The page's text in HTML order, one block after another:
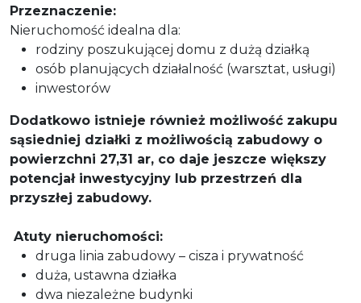
Przeznaczenie:
Nieruchomość idealna dla:
rodziny poszukującej domu z dużą działką
osób planujących działalność (warsztat, usługi)
inwestorów
Dodatkowo istnieje również możliwość zakupu
sąsiedniej działki z możliwością zabudowy o
powierzchni 27,31 ar, co daje jeszcze większy
potencjał inwestycyjny lub przestrzeń dla
przyszłej zabudowy.
Atuty nieruchomości:
druga linia zabudowy – cisza i prywatność
duża, ustawna działka
dwa niezależne budynki